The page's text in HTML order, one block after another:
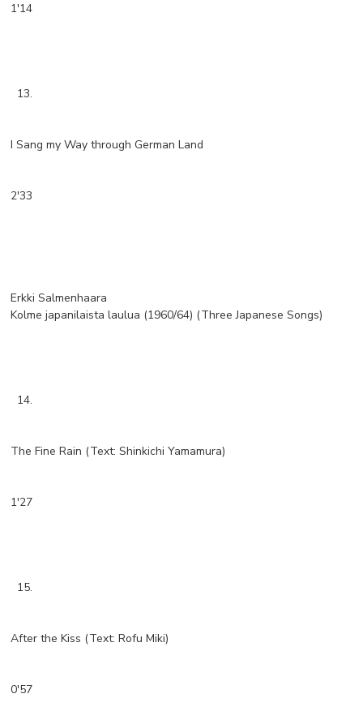
1'14
13.
I Sang my Way through German Land
2'33
Erkki Salmenhaara
Kolme japanilaista laulua (1960/64) (Three Japanese Songs)
14.
The Fine Rain (Text: Shinkichi Yamamura)
1'27
15.
After the Kiss (Text: Rofu Miki)
0'57